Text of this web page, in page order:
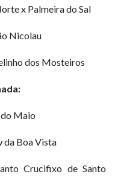
x Palmeira do Sal
Nicolau
dos Mosteiros
Maio
da Boa Vista
Crucifixo de Santo